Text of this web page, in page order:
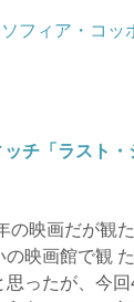
チ「ラスト・
の映画だが観
の映画館で観
思ったが、今